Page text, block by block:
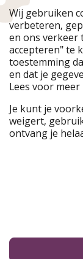
Onze markten
PiratinViaggio
WakacyjniPiraci
Ferienpiraten
Urlaubspiraten
TravelPirates
Leer ons
Wij gebruiken
verbeteren,
en ons verkeer
accepteren" te
toestemming
en dat je
Lees voor
Je kunt je
weigert,
ontvang je